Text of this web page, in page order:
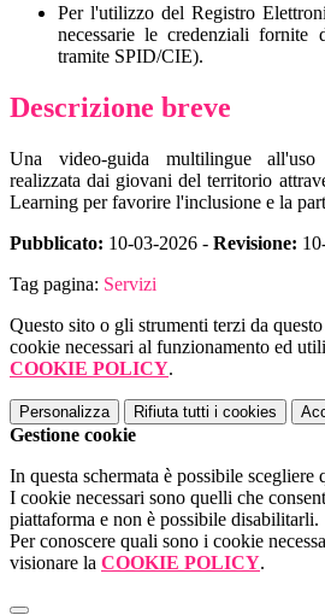
Per l'utilizzo del Registro
necessarie le credenziali fornite
tramite SPID/CIE).
Descrizione breve
Una video-guida multilingue
realizzata dai giovani del territorio
Learning per favorire l'inclusione e la
Pubblicato: 10-03-2026 - Revisione:
Tag pagina: Servizi
Questo sito o gli strumenti terzi da
cookie necessari al funzionamento ed
COOKIE POLICY.
Personalizza Rifiuta tutti i cookies
Gestione cookie
In questa schermata è possibile scegliere
I cookie necessari sono quelli che
piattaforma e non è possibile disabilitarli.
Per conoscere quali sono i cookie
visionare la COOKIE POLICY.